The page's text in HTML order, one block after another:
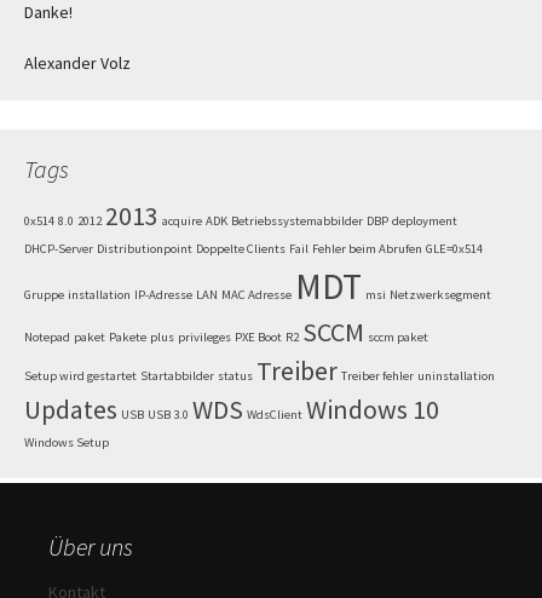
Danke!
Alexander Volz
Tags
0x514 8.0 2012 2013 acquire ADK Betriebssystemabbilder DBP deployment
DHCP-Server Distributionpoint Doppelte Clients Fail Fehler beim Abrufen GLE=0x514
Gruppe installation IP-Adresse LAN MAC Adresse MDT msi Netzwerksegment
Notepad paket Pakete plus privileges PXE Boot R2 SCCM sccm paket
Setup wird gestartet Startabbilder status Treiber Treiber fehler uninstallation
Updates USB USB 3.0 WDS WdsClient Windows 10
Windows Setup
Über uns
Kontakt